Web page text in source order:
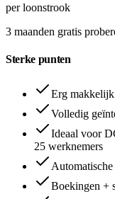
per loonstrook
3 maanden gratis
Sterke punten
Erg
Volledig
Ideaal voor
25 werknemers
Boekingen +